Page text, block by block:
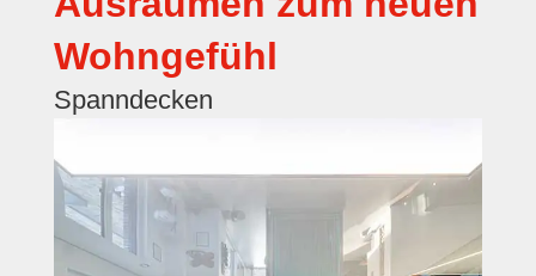
Wohngefühl
Spanndecken